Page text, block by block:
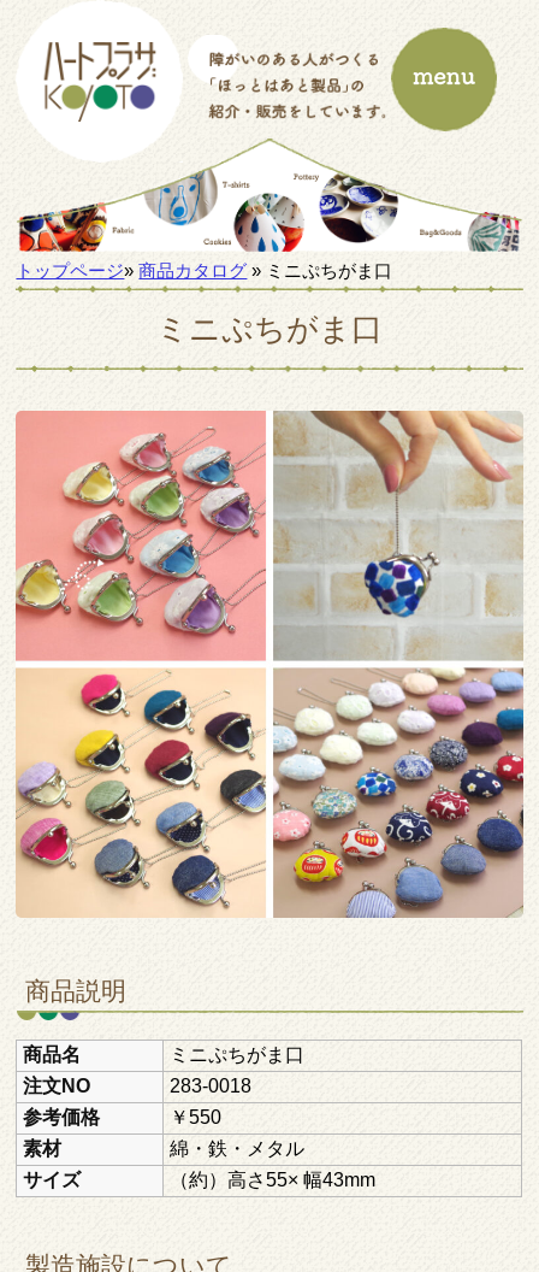
トップページ»商品カタログ » ミニぷちがま口
ミニぷちがま口
商品説明
商品名
ミニぷちがま口
注文NO
283-0018
参考価格
￥550
素材
綿・鉄・メタル
サイズ
（約）高さ55× 幅43mm
製造施設について